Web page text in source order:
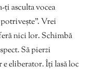
asculta vocea
Vrei
nici lor. Schimbă
Să pierzi
eliberator. Îți lasă loc